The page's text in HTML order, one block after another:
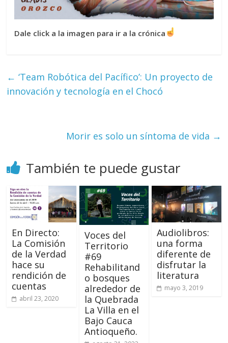
Dale click a la imagen para ir a la crónica
← ‘Team Robótica del Pacífico’: Un proyecto de
innovación y tecnología en el Chocó
Morir es solo un síntoma de vida →
También te puede gustar
En Directo:
La Comisión
de la Verdad
hace su
rendición de
cuentas
abril 23, 2020
Voces del
Territorio
#69
Rehabilitand
o bosques
alrededor de
la Quebrada
La Villa en el
Bajo Cauca
Antioqueño.
Audiolibros:
una forma
diferente de
disfrutar la
literatura
mayo 3, 2019